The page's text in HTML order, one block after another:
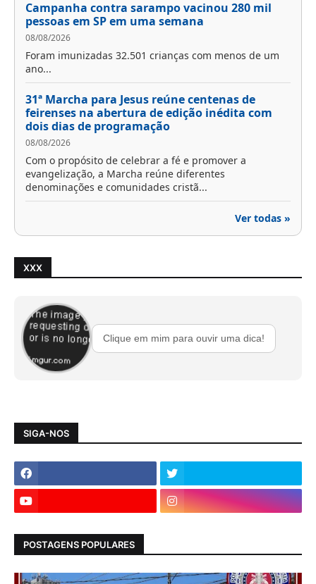
Campanha contra sarampo vacinou 280 mil
pessoas em SP em uma semana
08/08/2026
Foram imunizadas 32.501 crianças com menos de um
ano...
31ª Marcha para Jesus reúne centenas de
feirenses na abertura de edição inédita com
dois dias de programação
08/08/2026
Com o propósito de celebrar a fé e promover a
evangelização, a Marcha reúne diferentes
denominações e comunidades cristã...
Ver todas »
XXX
Clique em mim para ouvir uma dica!
SIGA-NOS
POSTAGENS POPULARES